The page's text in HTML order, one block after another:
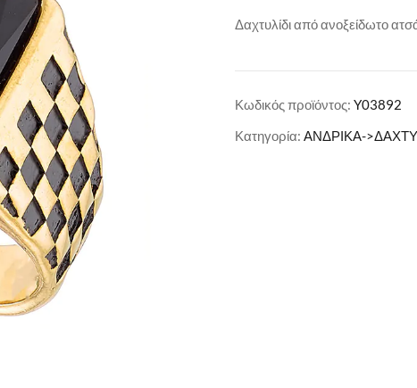
Δαχτυλίδι από ανοξείδωτο
Κωδικός προϊόντος: Y03892
Κατηγορία: ΑΝΔΡΙΚΑ-